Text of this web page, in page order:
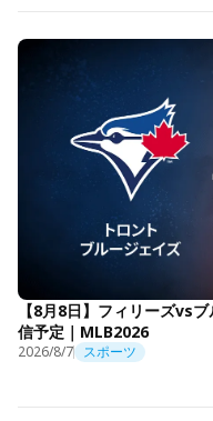
【8月8日】フィリーズvs
信予定｜MLB2026
2026/8/7 スポーツ